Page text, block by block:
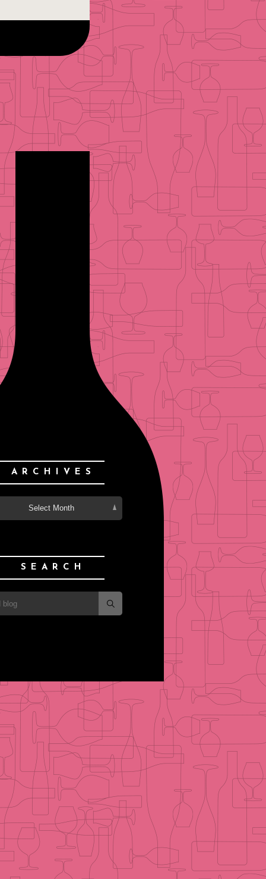
ARCHIVES
Select Month
SEARCH